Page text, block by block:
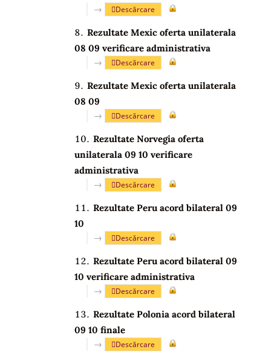
→ Descărcare
Rezultate Mexic oferta unilaterala
08 09 verificare administrativa
→ Descărcare
Rezultate Mexic oferta unilaterala
08 09
→ Descărcare
Rezultate Norvegia oferta
unilaterala 09 10 verificare
administrativa
→ Descărcare
Rezultate Peru acord bilateral 09
10
→ Descărcare
Rezultate Peru acord bilateral 09
10 verificare administrativa
→ Descărcare
Rezultate Polonia acord bilateral
09 10 finale
→ Descărcare